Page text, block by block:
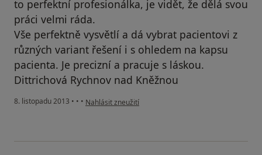
to perfektní profesionálka, je vidět, že dělá svou
práci velmi ráda.
Vše perfektně vysvětlí a dá vybrat pacientovi z
různých variant řešení i s ohledem na kapsu
pacienta. Je precizní a pracuje s láskou.
Dittrichová Rychnov nad Kněžnou
8. listopadu 2013 • • • podle názoru uživatele Váš účet byl odstraněn
Nahlásit zneužití